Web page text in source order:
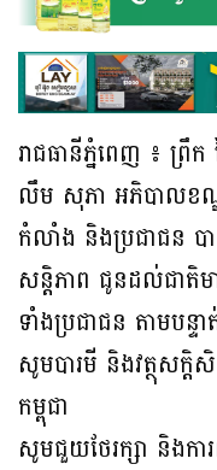
រាជធានីភ្នំពេញ ៖ ព្រឹ
លឹម សុភា អភិបាលខណ្ឌ
កំលាំង និងប្រជាជន
សន្តិភាព ជូនដល់ជាតិ
ទាំងប្រជាជន តាមបន្ទ
សូមបារមី និងវត្ថុសក្តិ
កម្ពុជា
សូមជួយថែរក្សា និងកា